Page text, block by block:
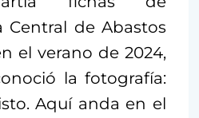
Central de Abastos
el verano de 2024,
la fotografía:
Aquí anda en el